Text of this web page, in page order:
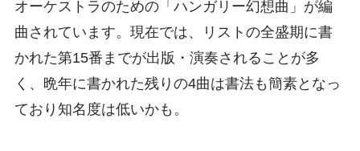
オーケストラのための「ハンガリー幻想曲」が編
曲されています。現在では、リストの全盛期に書
かれた第15番までが出版・演奏されることが多
く、晩年に書かれた残りの4曲は書法も簡素となっ
ており知名度は低いかも。